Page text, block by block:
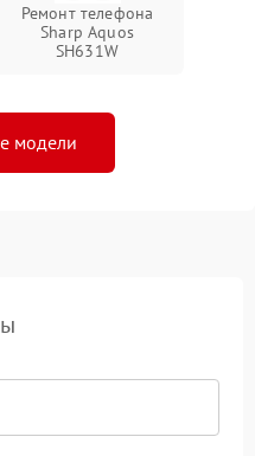
Ремонт телефона
Sharp Aquos
SH631W
модели